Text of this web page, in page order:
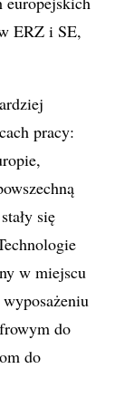
ERZ i SE,
pracy:
się
w miejscu
do
do